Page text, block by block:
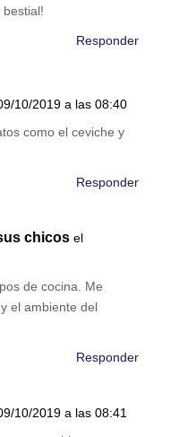
Responder
10/2019 a las 08:40
como el ceviche y
Responder
chicos el
de cocina. Me
el ambiente del
Responder
10/2019 a las 08:41